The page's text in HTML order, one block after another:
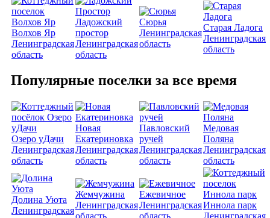
Волхов Яр
Ленинградская
область
Ладожский
простор
Ленинградская
область
Сюрья
Ленинградская
область
Старая Ладога
Ленинградская
область
Популярные поселки за все время
Озеро уДачи
Ленинградская
область
Новая
Екатериновка
Ленинградская
область
Павловский
ручей
Ленинградская
область
Медовая
Поляна
Ленинградская
область
Долина Уюта
Ленинградская
Жемчужина
Ленинградская
Ежевичное
ЛенинградскаяИннола парк